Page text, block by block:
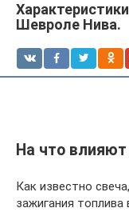
Шевроле Нива.
На что влияют
Как известно
зажигания топлива